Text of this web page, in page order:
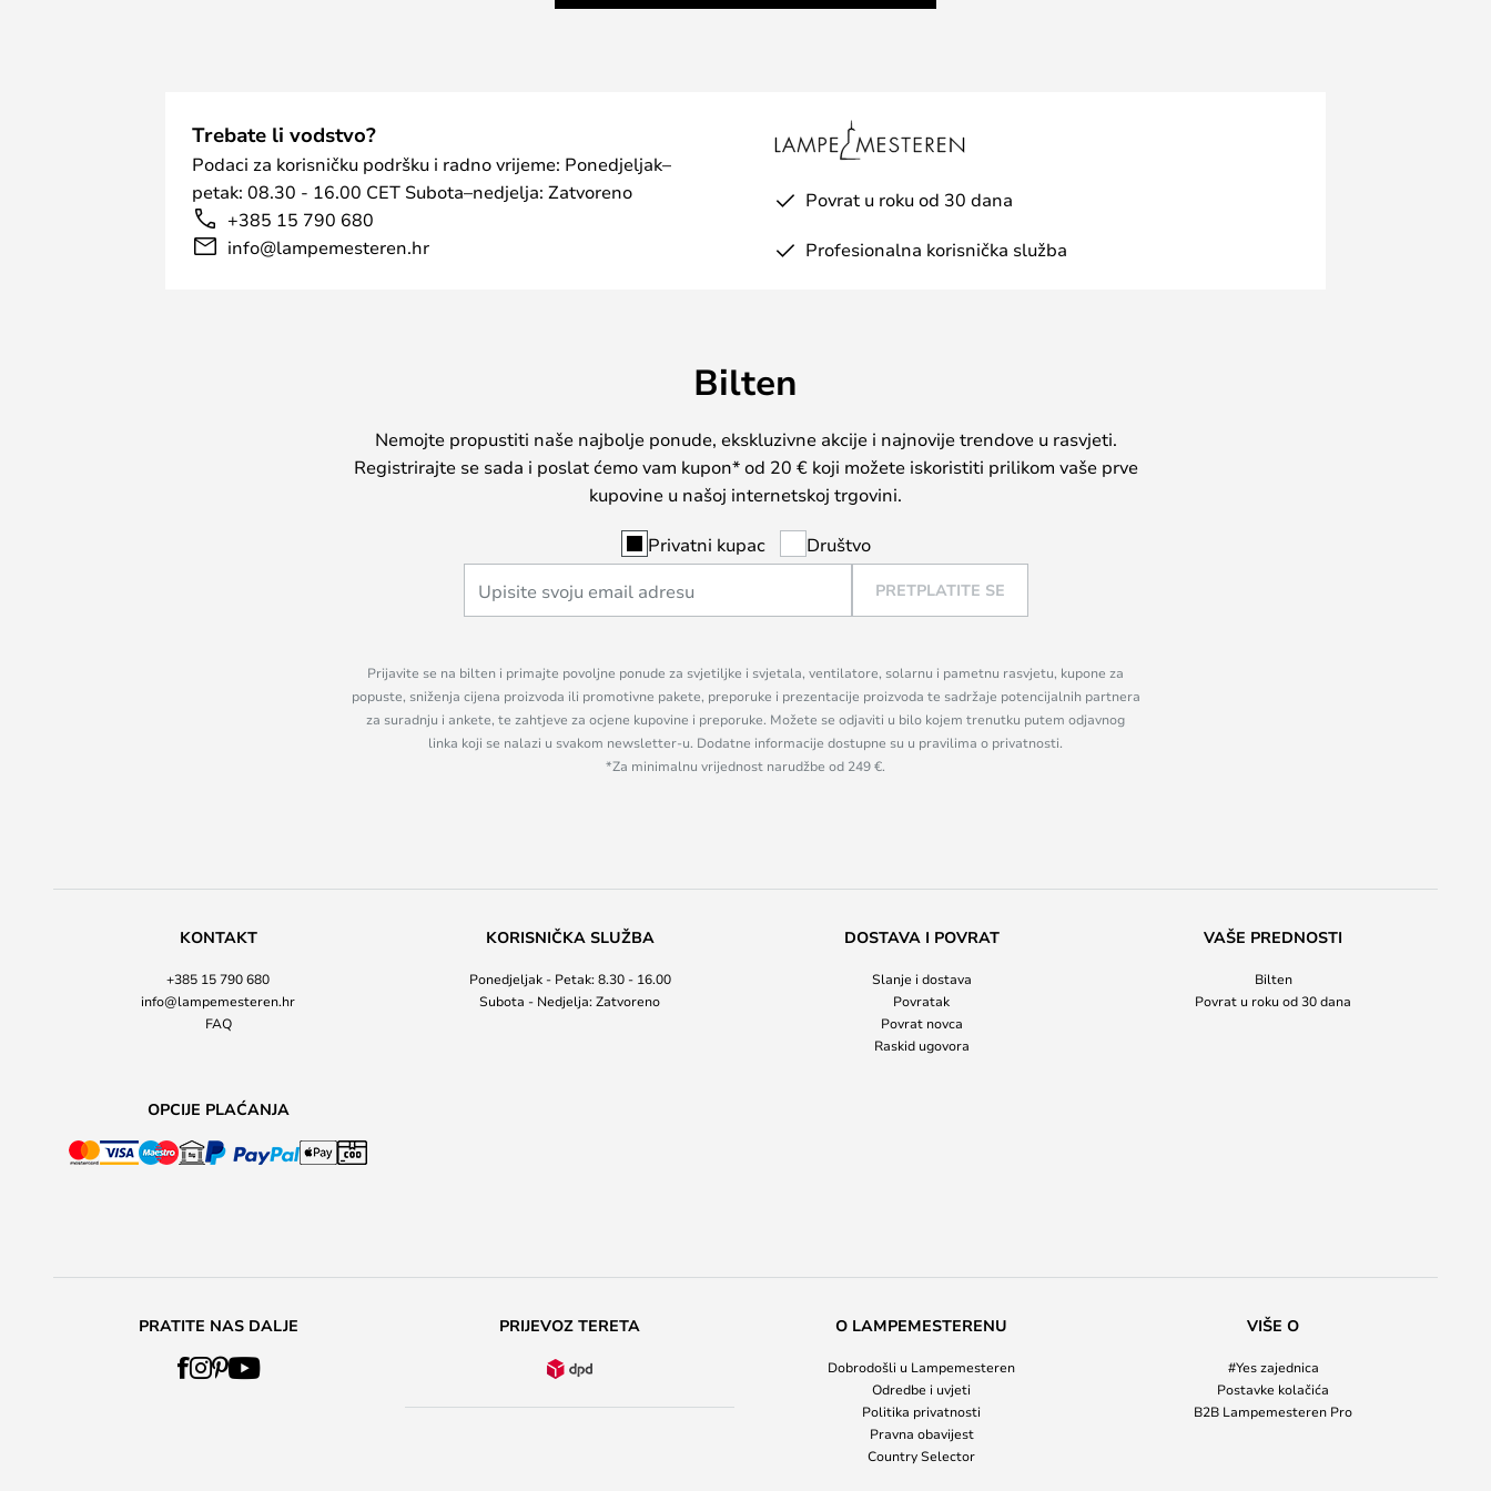
tako da dva kraka žarulje dođu u kontakt s utičnicom - zatim nježno
zakrenite žarulju prstima da se učvrsti na mjestu.
Trebate li vodstvo?
Podaci za korisničku podršku i radno vrijeme: Ponedjeljak–
petak: 08.30 - 16.00 CET Subota–nedjelja: Zatvoreno
+385 15 790 680
info@lampemesteren.hr
Povrat u roku od 30 dana
Profesionalna korisnička služba
Bilten
Nemojte propustiti naše najbolje ponude, ekskluzivne akcije i najnovije trendove u rasvjeti.
Registrirajte se sada i poslat ćemo vam kupon* od 20 € koji možete iskoristiti prilikom vaše prve
kupovine u našoj internetskoj trgovini.
Privatni kupac Društvo
PRETPLATITE SE
Prijavite se na bilten i primajte povoljne ponude za svjetiljke i svjetala, ventilatore, solarnu i pametnu rasvjetu, kupone za
popuste, sniženja cijena proizvoda ili promotivne pakete, preporuke i prezentacije proizvoda te sadržaje potencijalnih partnera
za suradnju i ankete, te zahtjeve za ocjene kupovine i preporuke. Možete se odjaviti u bilo kojem trenutku putem odjavnog
linka koji se nalazi u svakom newsletter-u. Dodatne informacije dostupne su u pravilima o privatnosti.
*Za minimalnu vrijednost narudžbe od 249 €.
KONTAKT
+385 15 790 680
info@lampemesteren.hr
FAQ
KORISNIČKA SLUŽBA
Ponedjeljak - Petak: 8.30 - 16.00
Subota - Nedjelja: Zatvoreno
DOSTAVA I POVRAT
Slanje i dostava
Povratak
Povrat novca
Raskid ugovora
VAŠE PREDNOSTI
Bilten
Povrat u roku od 30 dana
OPCIJE PLAĆANJA
PRATITE NAS DALJE PRIJEVOZ TERETA O LAMPEMESTERENU
Dobrodošli u Lampemesteren
Odredbe i uvjeti
Politika privatnosti
Pravna obavijest
Country Selector
VIŠE O
#Yes zajednica
Postavke kolačića
B2B Lampemesteren Pro